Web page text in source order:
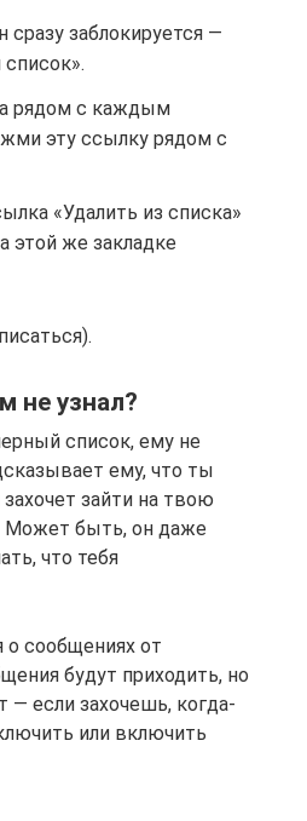
заблокируется —
а рядом с каждым
эту ссылку рядом с
«Удалить из списка»
этой же закладке
не узнал?
список, ему не
ему, что ты
зайти на твою
Может быть, он даже
что тебя
сообщениях от
будут приходить, но
— если захочешь, когда-
или включить